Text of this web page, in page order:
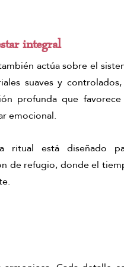
integral
actúa sobre el
suaves y
profunda que
emocional.
ritual está diseñado
de refugio, donde el